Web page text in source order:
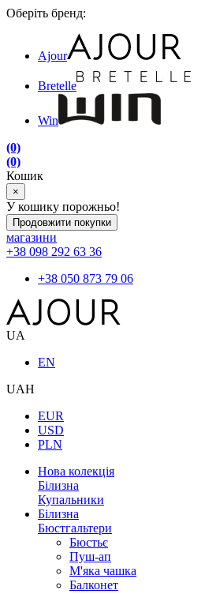
Оберіть бренд:
Ajour
Bretelle
Win
(0)
(0)
Кошик
×
У кошику порожньо!
Продовжити покупки
магазини
+38 098 292 63 36
+38 050 873 79 06
UA
EN
UAH
EUR
USD
PLN
Нова колекція
Білизна
Купальники
Білизна
Бюстгальтери
Бюстьє
Пуш-ап
М'яка чашка
Балконет